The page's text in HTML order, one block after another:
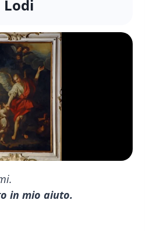
Lodi
in mio aiuto.